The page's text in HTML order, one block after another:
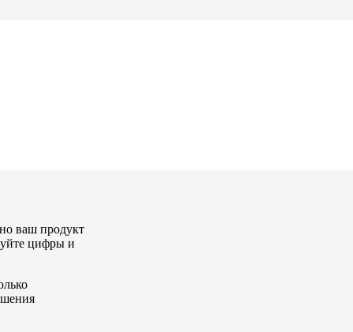
ваш продукт
цифры и